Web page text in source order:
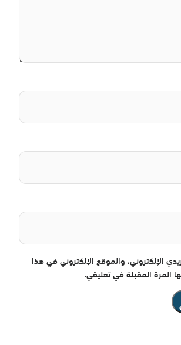
الإلكتروني، والموقع الإلكتروني في هذا
المرة المقبلة في تعليقي.